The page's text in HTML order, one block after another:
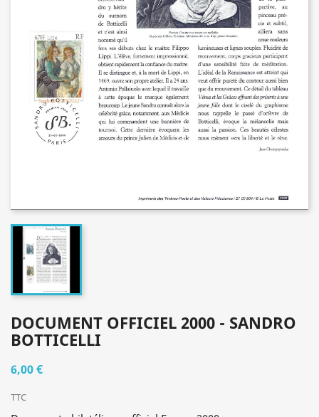
DOCUMENT OFFICIEL 2000 - SANDRO
BOTTICELLI
6,00 €
TTC